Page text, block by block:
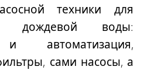
техники для
дождевой воды:
автоматизация,
сами насосы, а